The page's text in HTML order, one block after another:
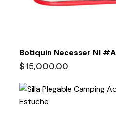
Botiquin Necesser N1 #A
$15,000.00